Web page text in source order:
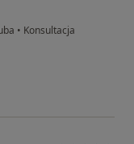
• Konsultacja